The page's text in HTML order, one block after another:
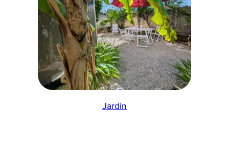
Jardin